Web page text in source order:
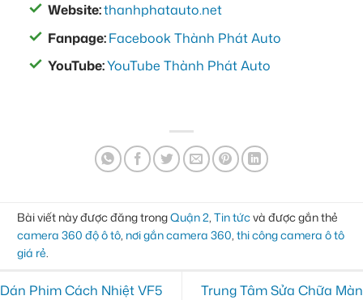
Website:thanhphatauto.net
Fanpage:Facebook Thành Phát Auto
YouTube:YouTube Thành Phát Auto
Bài viết này được đăng trongQuận 2, Tin tứcvà được gắn thẻ
camera 360 độ ô tô, nơi gắn camera 360, thi công camera ô tô
giá rẻ.
Dán Phim Cách Nhiệt VF5
Trung Tâm Sửa Chữa Màn